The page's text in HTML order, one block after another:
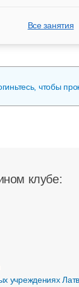
Все занятия
чтобы
клубе:
учреждениях